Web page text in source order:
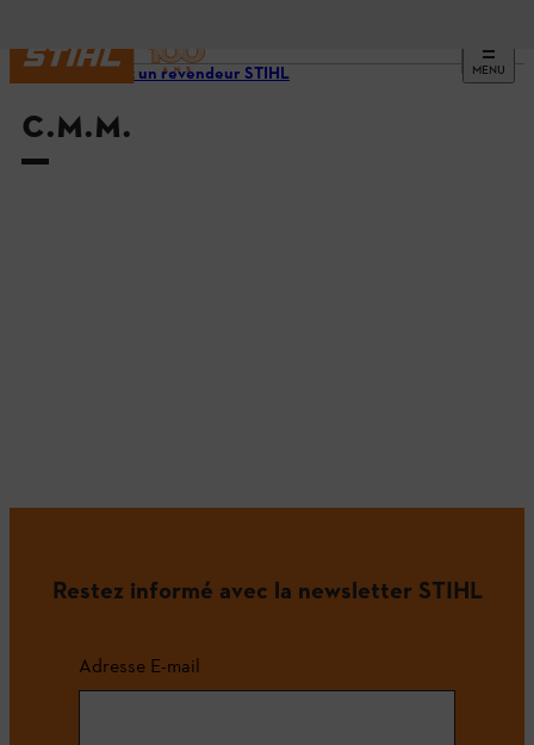
MENU
Trouvez un revendeur STIHL
C.M.M.
Restez informé avec la newsletter STIHL
Adresse E-mail